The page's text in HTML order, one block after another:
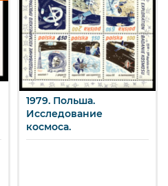
1979. Польша.
Исследование
космоса.